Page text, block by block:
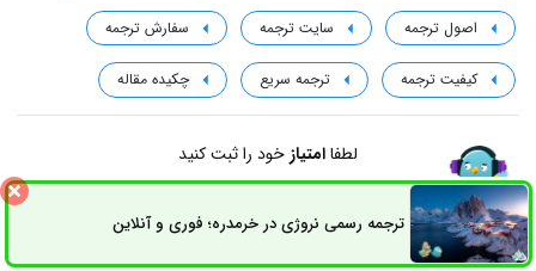
اصول ترجمه سایت ترجمه سفارش ترجمه
کیفیت ترجمه ترجمه سریع چکیده مقاله
لطفاامتیاز خود را ثبت کنید
(امتیاز5توسط2نفر)
ترجمه رسمی نروژی در خرمدره؛ فوری و آنلاینثبت سفارش راه های ارتباطی